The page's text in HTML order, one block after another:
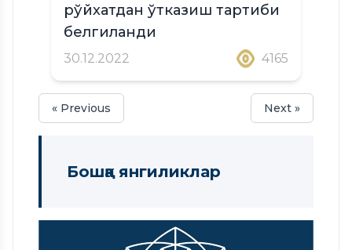
рўйхатдан ўтказиш тартиби
белгиланди
30.12.2022 4165
« Previous Next »
Бошқа янгиликлар